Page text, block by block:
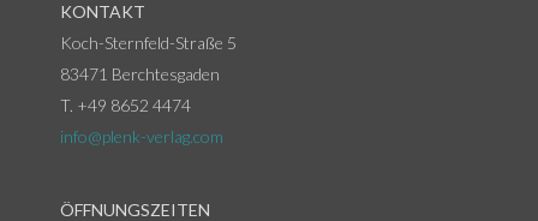
KONTAKT
Koch-Sternfeld-Straße 5
83471 Berchtesgaden
T. +49 8652 4474
info@plenk-verlag.com
ÖFFNUNGSZEITEN